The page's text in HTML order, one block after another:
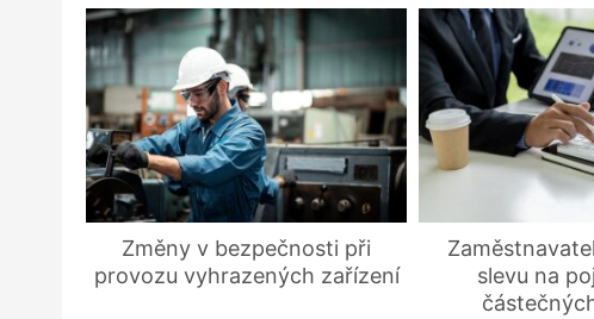
Změny v bezpečnosti při
provozu vyhrazených zařízení
slevu na